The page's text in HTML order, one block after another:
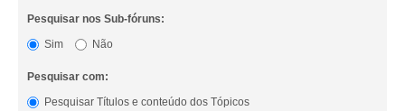
Pesquisar nos Sub-fóruns:
Sim
Não
Pesquisar com:
Pesquisar Títulos e conteúdo dos Tópicos